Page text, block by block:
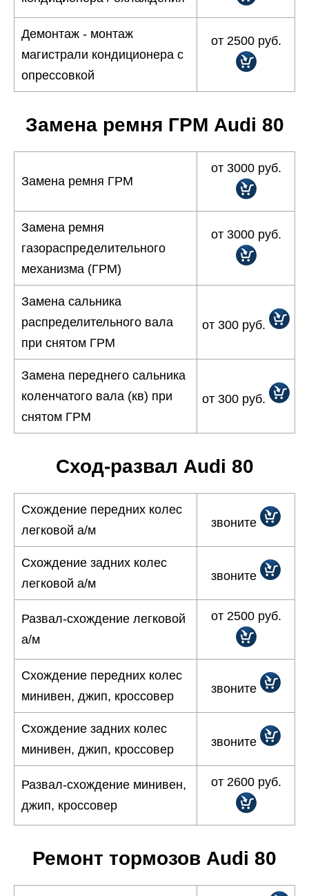
Демонтаж - монтаж
магистрали кондиционера с
опрессовкой
от 2500 руб.
Замена ремня ГРМ Audi 80
Замена ремня ГРМ
от 3000 руб.
Замена ремня
газораспределительного
механизма (ГРМ)
от 3000 руб.
Замена сальника
распределительного вала
при снятом ГРМ
от 300 руб.
Замена переднего сальника
коленчатого вала (кв) при
снятом ГРМ
от 300 руб.
Сход-развал Audi 80
Схождение передних колес
легковой а/м
звоните
Схождение задних колес
легковой а/м
звоните
Развал-схождение легковой
а/м
от 2500 руб.
Схождение передних колес
минивен, джип, кроссовер
звоните
Схождение задних колес
минивен, джип, кроссовер
звоните
Развал-схождение минивен,
джип, кроссовер
от 2600 руб.
Ремонт тормозов Audi 80